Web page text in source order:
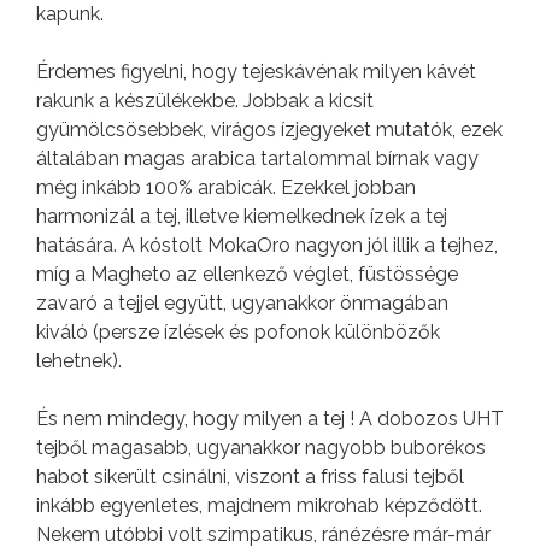
kapunk.
Érdemes figyelni, hogy tejeskávénak milyen kávét
rakunk a készülékekbe. Jobbak a kicsit
gyümölcsösebbek, virágos ízjegyeket mutatók, ezek
általában magas arabica tartalommal bírnak vagy
még inkább 100% arabicák. Ezekkel jobban
harmonizál a tej, illetve kiemelkednek ízek a tej
hatására. A kóstolt MokaOro nagyon jól illik a tejhez,
míg a Magheto az ellenkező véglet, füstössége
zavaró a tejjel együtt, ugyanakkor önmagában
kiváló (persze ízlések és pofonok különbözők
lehetnek).
És nem mindegy, hogy milyen a tej ! A dobozos UHT
tejből magasabb, ugyanakkor nagyobb buborékos
habot sikerült csinálni, viszont a friss falusi tejből
inkább egyenletes, majdnem mikrohab képződött.
Nekem utóbbi volt szimpatikus, ránézésre már-már